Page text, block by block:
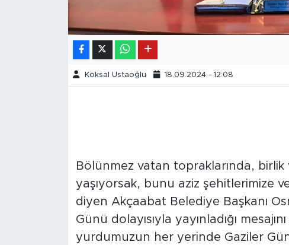
Köksal Ustaoğlu 18.09.2024 - 12:08
Bölünmez vatan topraklarında, birlik
yaşıyorsak, bunu aziz şehitlerimize
diyen Akçaabat Belediye Başkanı
Günü dolayısıyla yayınladığı
yurdumuzun her yerinde Gaziler